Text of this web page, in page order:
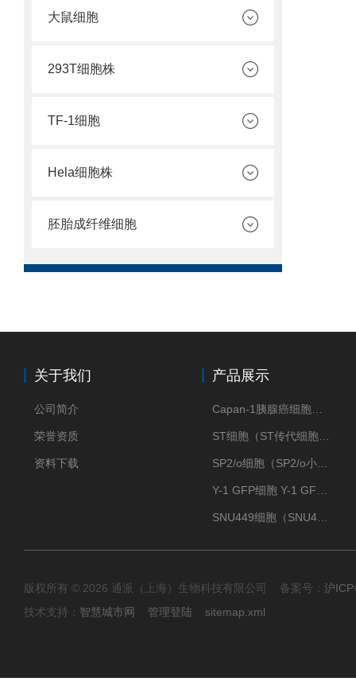
大鼠细胞
293T细胞株
TF-1细胞
Hela细胞株
胚胎成纤维细胞
关于我们
公司简介
荣誉资质
资料下载
产品展示
版权所有 © 2026 通派（上海）生物科技有限公司 备案号： 沪
技术支持： 智慧城市网 管理登陆 sitemap.xml